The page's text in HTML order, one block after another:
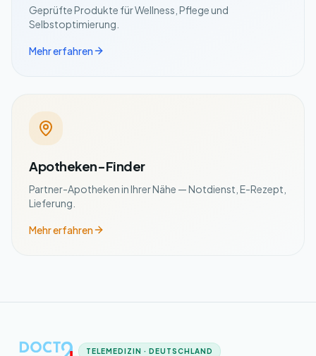
Geprüfte Produkte für Wellness, Pflege und
Selbstoptimierung.
Mehr erfahren
Apotheken-Finder
Partner-Apotheken in Ihrer Nähe — Notdienst, E-Rezept,
Lieferung.
Mehr erfahren
TELEMEDIZIN · DEUTSCHLAND